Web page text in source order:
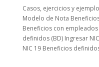
Casos, ejercicios y
Modelo de Nota
Beneficios con
definidos (BD) Ingresar
NIC 19 Beneficios